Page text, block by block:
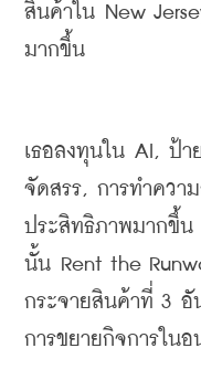
สินค้าใน New
มากขึ้น
เธอลงทุนใน AI, ป้า
จัดสรร, การทำควา
ประสิทธิภาพมากขึ้น
นั้น Rent the
กระจายสินค้าที่ 3 อั
การขยายกิจการในอ